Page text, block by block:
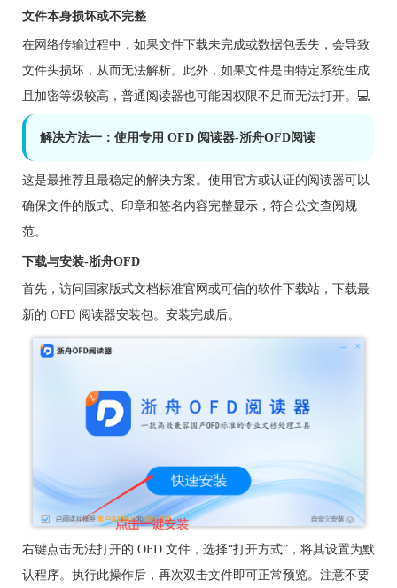
文件本身损坏或不完整
在网络传输过程中，如果文件下载未完成或数据包丢失，会导致
文件头损坏，从而无法解析。此外，如果文件是由特定系统生成
且加密等级较高，普通阅读器也可能因权限不足而无法打开。💻
解决方法一：使用专用 OFD 阅读器-浙舟OFD阅读
这是最推荐且最稳定的解决方案。使用官方或认证的阅读器可以
确保文件的版式、印章和签名内容完整显示，符合公文查阅规
范。
下载与安装-浙舟OFD
首先，访问国家版式文档标准官网或可信的软件下载站，下载最
新的 OFD 阅读器安装包。安装完成后。
右键点击无法打开的 OFD 文件，选择“打开方式”，将其设置为默
认程序。执行此操作后，再次双击文件即可正常预览。注意不要